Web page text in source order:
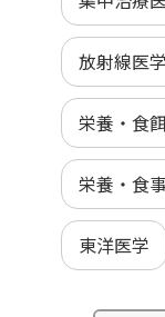
放射線医
栄養・食
栄養・食
東洋医学